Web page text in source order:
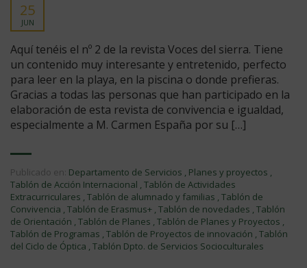
25
JUN
Aquí tenéis el nº 2 de la revista Voces del sierra. Tiene
un contenido muy interesante y entretenido, perfecto
para leer en la playa, en la piscina o donde prefieras.
Gracias a todas las personas que han participado en la
elaboración de esta revista de convivencia e igualdad,
especialmente a M. Carmen España por su […]
Publicado en: Departamento de Servicios , Planes y proyectos ,
Tablón de Acción Internacional , Tablón de Actividades
Extracurriculares , Tablón de alumnado y familias , Tablón de
Convivencia , Tablón de Erasmus+ , Tablón de novedades , Tablón
de Orientación , Tablón de Planes , Tablón de Planes y Proyectos ,
Tablón de Programas , Tablón de Proyectos de innovación , Tablón
del Ciclo de Óptica , Tablón Dpto. de Servicios Socioculturales